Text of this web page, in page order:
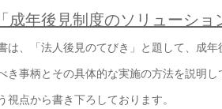
「成年後見制度のソリューシ
は、「法人後見のてびき」と題して、成
き事柄とその具体的な実施の方法を説明
視点から書き下ろしております。